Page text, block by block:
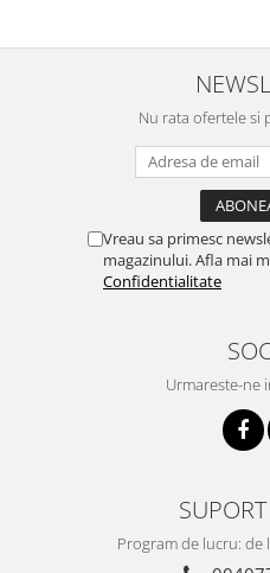
Nu rata ofertele si
Vreau sa primesc
magazinului. Afla mai
Confidentialitate
Urmareste-ne
Program de lucru: de